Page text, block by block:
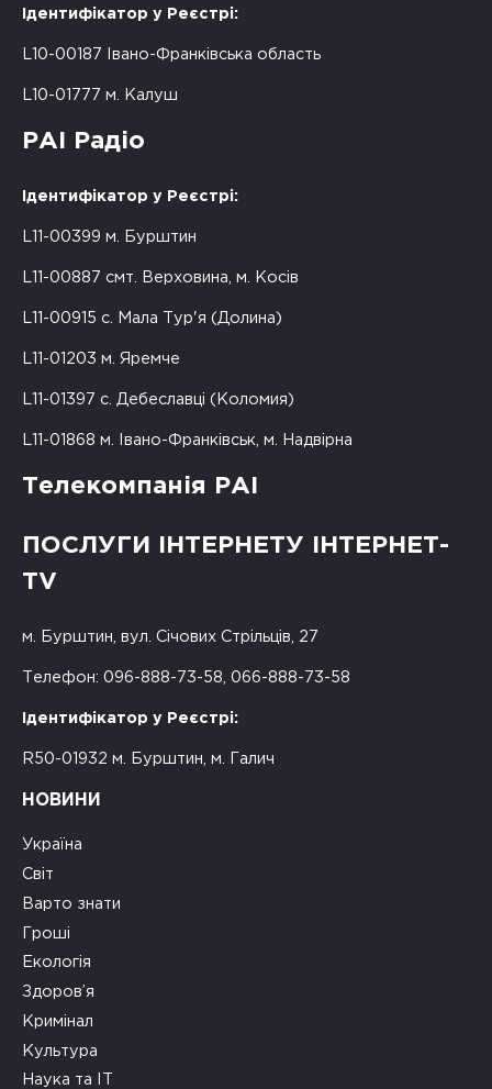
Ідентифікатор у Реєстрі:
L10-00187 Івано-Франківська область
L10-01777 м. Калуш
РАІ Радіо
Ідентифікатор у Реєстрі:
L11-00399 м. Бурштин
L11-00887 смт. Верховина, м. Косів
L11-00915 с. Мала Тур'я (Долина)
L11-01203 м. Яремче
L11-01397 с. Дебеславці (Коломия)
L11-01868 м. Івано-Франківськ, м. Надвірна
Телекомпанія РАІ
ПОСЛУГИ ІНТЕРНЕТУ ІНТЕРНЕТ-
TV
м. Бурштин, вул. Січових Стрільців, 27
Телефон: 096-888-73-58, 066-888-73-58
Ідентифікатор у Реєстрі:
R50-01932 м. Бурштин, м. Галич
НОВИНИ
Україна
Світ
Варто знати
Гроші
Екологія
Здоров’я
Кримінал
Культура
Наука та ІТ